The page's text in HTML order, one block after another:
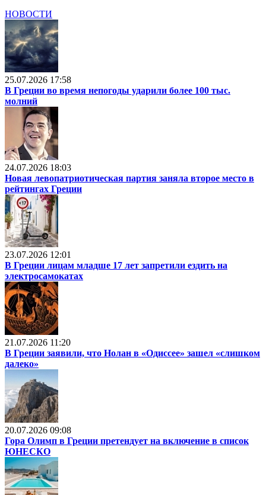
НОВОСТИ
25.07.2026 17:58
В Греции во время непогоды ударили более 100 тыс.
молний
24.07.2026 18:03
Новая левопатриотическая партия заняла второе место в
рейтингах Греции
23.07.2026 12:01
В Греции лицам младше 17 лет запретили ездить на
электросамокатах
21.07.2026 11:20
В Греции заявили, что Нолан в «Одиссее» зашел «слишком
далеко»
20.07.2026 09:08
Гора Олимп в Греции претендует на включение в список
ЮНЕСКО